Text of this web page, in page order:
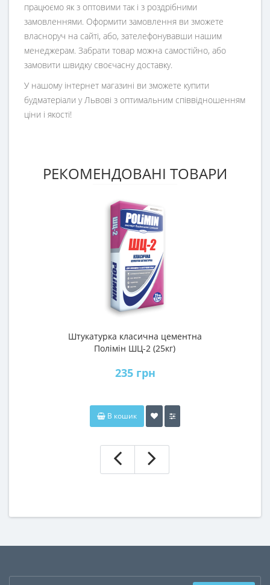
працюємо як з оптовими так і з роздрібними
замовленнями. Оформити замовлення ви зможете
власноруч на сайті, або, зателефонувавши нашим
менеджерам. Забрати товар можна самостійно, або
замовити швидку своєчасну доставку.
У нашому інтернет магазині ви зможете купити
будматеріали у Львові з оптимальним співвідношенням
ціни і якості!
РЕКОМЕНДОВАНІ ТОВАРИ
Штукатурка класична цементна
Полімін ШЦ-2 (25кг)
235 грн
В кошик